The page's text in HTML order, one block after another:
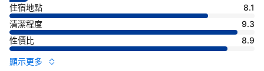
住宿地點
8.1
清潔程度
9.3
性價比
8.9
顯示更多